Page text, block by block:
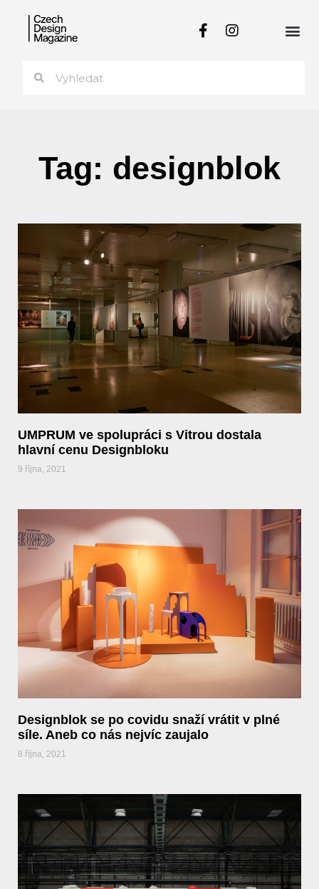
Tag: designblok
UMPRUM ve spolupráci s Vitrou dostala
hlavní cenu Designbloku
9 října, 2021
Designblok se po covidu snaží vrátit v plné
síle. Aneb co nás nejvíc zaujalo
8 října, 2021